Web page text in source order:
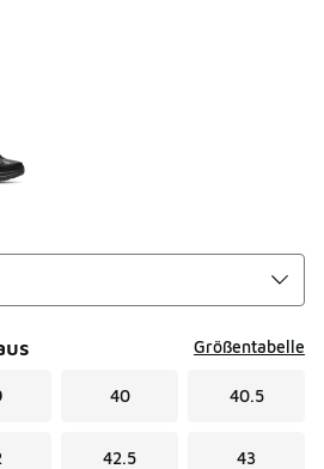
Größentabelle
40 40.5
42.5 43